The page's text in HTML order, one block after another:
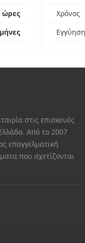
ώρες
Χρόνος
Εγγύηση
στις επισκευές
Από το 2007
επαγγελματική
που σχετίζονται